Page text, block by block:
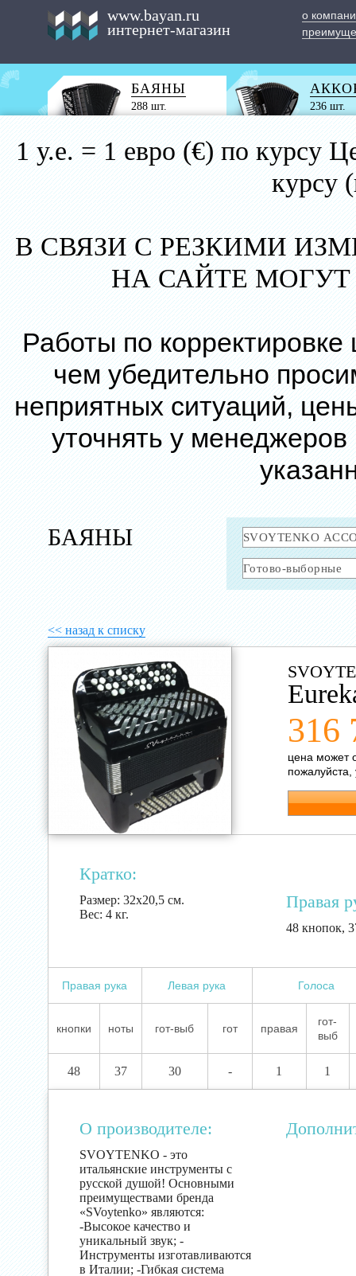
www.bayan.ru
интернет-магазин
о
БАЯНЫ
288 шт. 236 шт.
1 у.е. = 1 евро (€) по курсу
курсу
В СВЯЗИ С РЕЗКИМИ
НА САЙТЕ
Работы по
чем убедительно
неприятных ситуаций,
уточнять у
БАЯНЫ
<< назад к списку
316
цена может
пожалуйста,
Кратко:
Размер: 32х20,5 см.
Вес: 4 кг.
Правая
48 кнопок,
Правая рука Левая рука Голоса
кнопки ноты гот-выб гот правая
гот-
выб
48 37 30 - 1 1
О производителе:
SVOYTENKO - это
итальянские инструменты с
русской душой! Основными
преимуществами бренда
«SVoytenko» являются:
-Высокое качество и
уникальный звук; -
Инструменты изготавливаются
в Италии; -Гибкая система